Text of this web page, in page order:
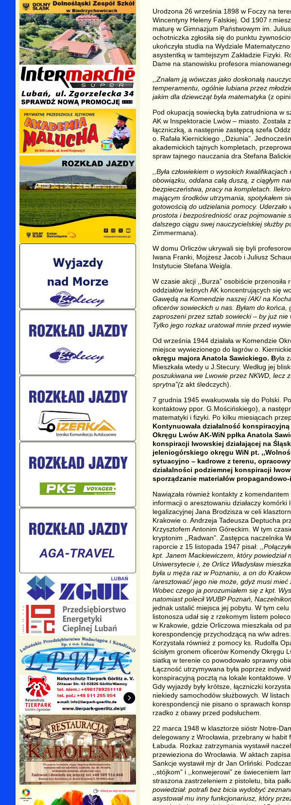
Urodzona 26 września 1898 w Foczy na
Wincentyny Heleny Falskiej. Od 1907
maturę w Gimnazjum Państwowym im.
ochotniczka zgłosiła się do punktu
ukończyła studia na Wydziale
asystentką w tamtejszym Zakładzie Fizyki.
Dame na stanowisku profesora
,,Znałam ją wówczas jako doskonałą
temperamentu, ogólnie lubiana przez
jakim dla dziewcząt była matematyka (z
Pod okupacją sowiecką była zatrudniona w
AK w Inspektoracie Lwów – miasto. Została
łączniczką, a następnie zastępcą szefa
o. Rafała Kiernickiego ,,Dziunia”.
akademickich tajnych kompletach,
spraw tajnego nauczania dra Stefana
,,Była człowiekiem o wysokich
obowiązku, oddana całą duszą, z ciągłym
bezpieczeństwa, pracy na kompletach.
mającym środków utrzymania, spotykałem
gotowością do udzielania pomocy. Uderzało
prostota i bezpośredniość oraz pojmowanie
dalszego ciągu swej nauczycielskiej służby
Zimmermana).
W domu Orliczów ukrywali się byli
Iwana Franki, Mojżesz Jacob i Juliusz
Instytucie Stefana Weigla.
W czasie akcji ,,Burza” osobiście
oddziałów leśnych AK koncentrujących się
Gawędą na Komendzie naszej /AK/ na
oficerów sowieckich u nas. Byłam do
zaproszeni przez sztab sowiecki – by już nie
Tylko jego rozkaz uratował mnie przed
Od września 1944 działała w Komendzie
miejsce wywiezionego do łagrów o.
okręgu majora Anatola Sawickiego. Była
Mieszkała wtedy u J.Stecury. Według jej
poszukiwana we Lwowie przez NKWD, lecz
sprytna”(z akt śledczych).
7 grudnia 1945 ewakuowała się do Polski.
kontaktowy ppor. G.Mościńskiego), a
matematyki i fizyki. Po kilku miesiącach
Kontynuowała działalność
Okręgu Lwów AK-WiN ppłka Anatola
konspiracji lwowskiej działającej na
jeleniogórskiego okręgu WiN pt.
sytuacyjno – kadrowe z terenu,
działalności podziemnej konspiracji
sporządzanie materiałów
Nawiązała również kontakty z
informacji o aresztowaniu działaczy
legalizacyjnej Jana Brodzisza w celi
Krakowie o. Andrzeja Tadeusza Deptucha
Krzysztofem Antonim Góreckim. W tym
kryptonim ,,Radwan”. Zastępca naczelnika
raporcie z 15 listopada 1947 pisał:
kpt. Janem Mackiewiczem, który powiedział
Uniwersytecie i, że Orlicz Władysław
była u męża raz w Poznaniu, a on do
/aresztować/ jego nie może, gdyż musi mieć
Wobec czego ja porozumiałem się z kpt.
natomiast polecił WUBP Poznań,
jednak ustalić miejsca jej pobytu. W tym
listonosza udał się z rzekomym listem
w Krakowie, gdzie Orliczowa mieszkała od
korespondencję przychodzącą na w/w
Korzystała również z pomocy ks. Rudolfa
ścisłym gronem oficerów Komendy Okręgu
siatką w terenie co powodowało sprawny
Łączność utrzymywana była poprzez
konspiracyjną pocztą na lokale kontaktowe.
Gdy wyjazdy były krótsze, łączniczki
niekiedy samochodów służbowych. W
korespondencji nie pisano o sprawach
rzadko z obawy przed podsłuchem.
22 marca 1948 w klasztorze sióstr Notre-
delegowany z Wrocławia, przebrany w habit
Łabuda. Rozkaz zatrzymania wystawił
przewieziona do Wrocławia. W aktach
Sankcje wystawił mjr dr Jan Orliński.
,,stójkom” i ,,konwejerowi” ze świeceniem
straszona zastrzeleniem z pistoletu, bita
powiedział: potrafi bez bicia wydobyć
asystował mu inny funkcjonariusz, który